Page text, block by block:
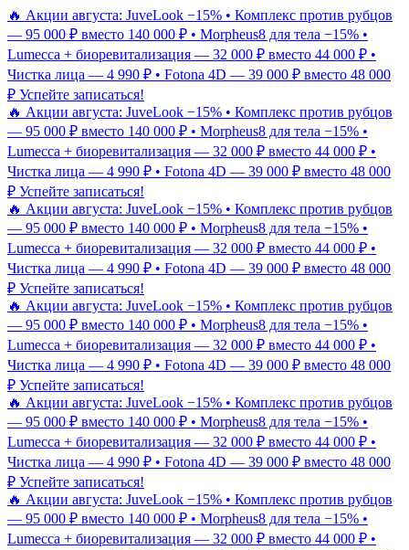
🔥 Акции августа: JuveLook −15% • Комплекс против рубцов
— 95 000 ₽ вместо 140 000 ₽ • Morpheus8 для тела −15% •
Lumecca + биоревитализация — 32 000 ₽ вместо 44 000 ₽ •
Чистка лица — 4 990 ₽ • Fotona 4D — 39 000 ₽ вместо 48 000
₽ Успейте записаться!
🔥 Акции августа: JuveLook −15% • Комплекс против рубцов
— 95 000 ₽ вместо 140 000 ₽ • Morpheus8 для тела −15% •
Lumecca + биоревитализация — 32 000 ₽ вместо 44 000 ₽ •
Чистка лица — 4 990 ₽ • Fotona 4D — 39 000 ₽ вместо 48 000
₽ Успейте записаться!
🔥 Акции августа: JuveLook −15% • Комплекс против рубцов
— 95 000 ₽ вместо 140 000 ₽ • Morpheus8 для тела −15% •
Lumecca + биоревитализация — 32 000 ₽ вместо 44 000 ₽ •
Чистка лица — 4 990 ₽ • Fotona 4D — 39 000 ₽ вместо 48 000
₽ Успейте записаться!
🔥 Акции августа: JuveLook −15% • Комплекс против рубцов
— 95 000 ₽ вместо 140 000 ₽ • Morpheus8 для тела −15% •
Lumecca + биоревитализация — 32 000 ₽ вместо 44 000 ₽ •
Чистка лица — 4 990 ₽ • Fotona 4D — 39 000 ₽ вместо 48 000
₽ Успейте записаться!
🔥 Акции августа: JuveLook −15% • Комплекс против рубцов
— 95 000 ₽ вместо 140 000 ₽ • Morpheus8 для тела −15% •
Lumecca + биоревитализация — 32 000 ₽ вместо 44 000 ₽ •
Чистка лица — 4 990 ₽ • Fotona 4D — 39 000 ₽ вместо 48 000
₽ Успейте записаться!
🔥 Акции августа: JuveLook −15% • Комплекс против рубцов
— 95 000 ₽ вместо 140 000 ₽ • Morpheus8 для тела −15% •
Lumecca + биоревитализация — 32 000 ₽ вместо 44 000 ₽ •